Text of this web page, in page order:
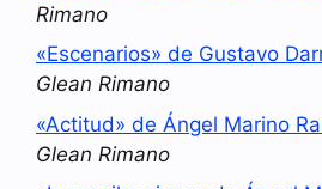
Rimano
«Escenarios» de Gustavo
Glean Rimano
«Actitud» de Ángel Marino
Glean Rimano